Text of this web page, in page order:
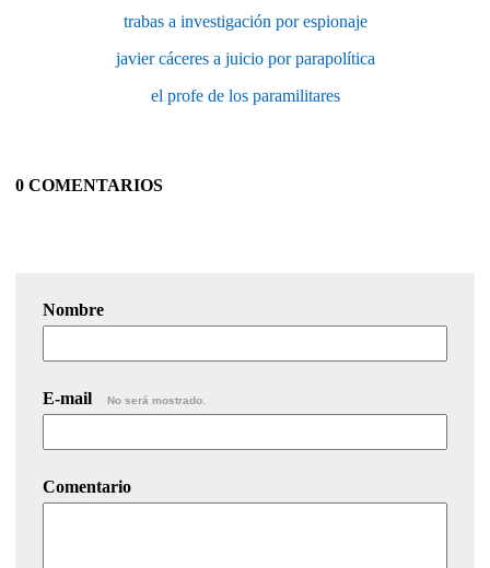
trabas a investigación por espionaje
javier cáceres a juicio por parapolítica
el profe de los paramilitares
0 COMENTARIOS
Nombre
E-mail No será mostrado.
Comentario